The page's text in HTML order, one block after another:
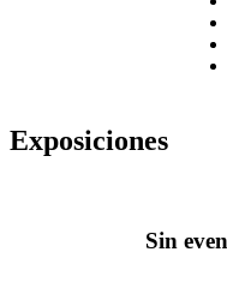
Exposiciones
Sin